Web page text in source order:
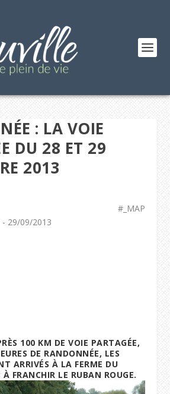
: LA VOIE
DU 28 ET 29
2013
#_MAP
29/09/2013
100 KM DE VOIE PARTAGÉE,
DE RANDONNÉE, LES
ARRIVÉS À LA FERME DU
À FRANCHIR LE RUBAN ROUGE.